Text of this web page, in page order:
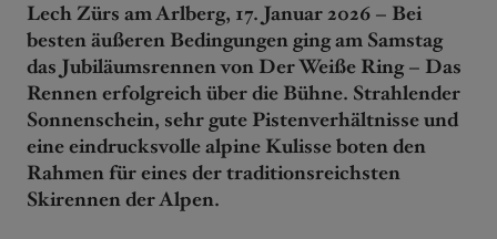
Lech Zürs am Arlberg, 17. Januar 2026 – Bei
besten äußeren Bedingungen ging am Samstag
das Jubiläumsrennen von Der Weiße Ring – Das
Rennen erfolgreich über die Bühne. Strahlender
Sonnenschein, sehr gute Pistenverhältnisse und
eine eindrucksvolle alpine Kulisse boten den
Rahmen für eines der traditionsreichsten
Skirennen der Alpen.